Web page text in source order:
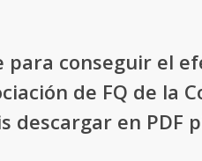
conseguir el
de FQ de la
descargar en PDF